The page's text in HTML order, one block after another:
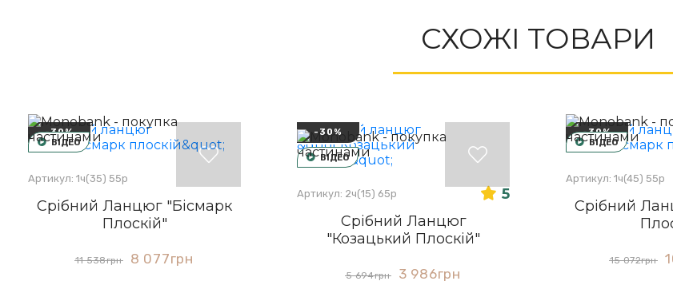
СХОЖІ ТОВАРИ
-30%
ВІДЕО
Артикул: 1ч(35) 55р
Срібний Ланцюг "Бісмарк
Плоскій"
11 538грн 8 077грн
-30%
ВІДЕО
Артикул: 2ч(15) 65р
5
Срібний Ланцюг
"Козацький Плоскій"
5 694грн 3 986грн
-30%
ВІДЕО
Артикул: 1ч(45) 55р
Срібний
15 072грн